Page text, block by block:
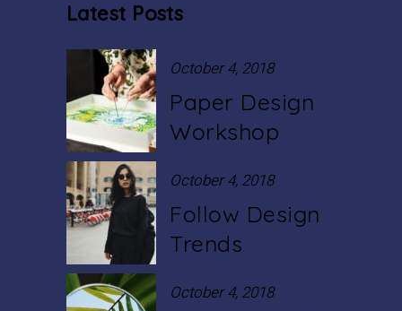
Latest Posts
October 4, 2018
Paper Design
Workshop
October 4, 2018
Follow Design
Trends
October 4, 2018